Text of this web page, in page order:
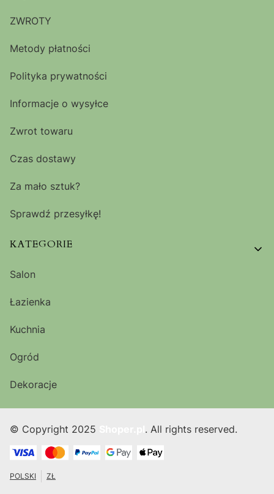
ZWROTY
Metody płatności
Polityka prywatności
Informacje o wysyłce
Zwrot towaru
Czas dostawy
Za mało sztuk?
Sprawdź przesyłkę!
KATEGORIE
Salon
Łazienka
Kuchnia
Ogród
Dekoracje
© Copyright 2025 . All rights reserved.
POLSKI ZŁ